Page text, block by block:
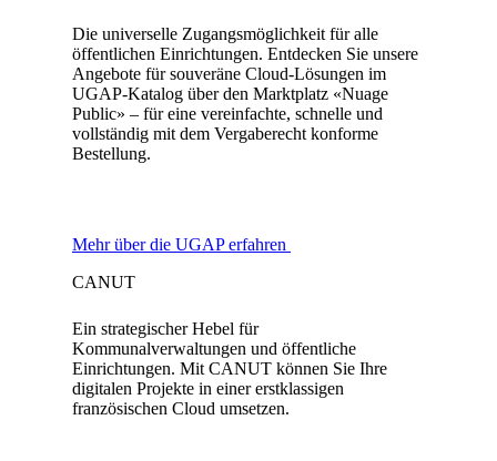
Die universelle Zugangsmöglichkeit für alle
öffentlichen Einrichtungen. Entdecken Sie unsere
Angebote für souveräne Cloud-Lösungen im
UGAP-Katalog über den Marktplatz «Nuage
Public» – für eine vereinfachte, schnelle und
vollständig mit dem Vergaberecht konforme
Bestellung.
Mehr über die UGAP erfahren
CANUT
Ein strategischer Hebel für
Kommunalverwaltungen und öffentliche
Einrichtungen. Mit CANUT können Sie Ihre
digitalen Projekte in einer erstklassigen
französischen Cloud umsetzen.